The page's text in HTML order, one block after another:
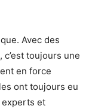
Avec des
toujours une
en force
ont toujours eu
experts et